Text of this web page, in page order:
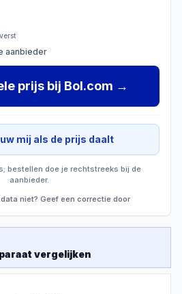
aanbieder
prijs bij Bol.com →
mij als de prijs daalt
bestellen doe je rechtstreeks bij de
aanbieder.
niet? Geef een correctie door
vergelijken